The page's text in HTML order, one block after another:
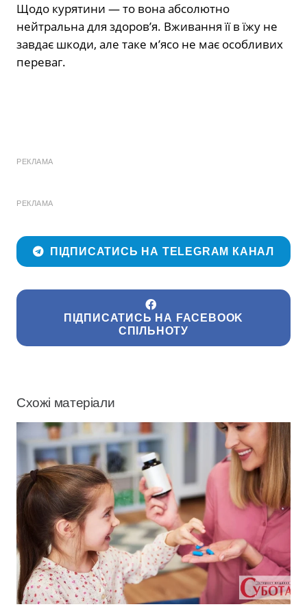
Щодо курятини — то вона абсолютно
нейтральна для здоров’я. Вживання її в їжу не
завдає шкоди, але таке м’ясо не має особливих
переваг.
РЕКЛАМА
РЕКЛАМА
ПІДПИСАТИСЬ НА TELEGRAM КАНАЛ
ПІДПИСАТИСЬ НА FACEBOOK
СПІЛЬНОТУ
Схожі матеріали